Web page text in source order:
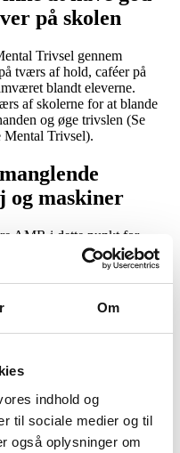
Om
indhold og
til sociale medier og til
også oplysninger om
på skolen
Trivsel gennem
tværs af hold, caféer på
blandt eleverne.
af skolerne for at blande
og øge trivslen (Se
Mental Trivsel).
maskiner
AMR i dette punkt for
til diverse
17 – sikkerhedskursus – så
det sikres ude på holdene
andet fra 3F, så eleverne
2025